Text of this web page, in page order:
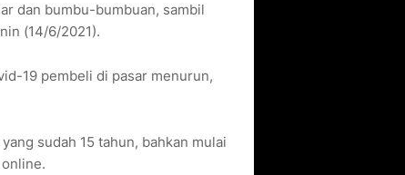
dan bumbu-bumbuan, sambil
(14/6/2021).
19 pembeli di pasar menurun,
sudah 15 tahun, bahkan mulai